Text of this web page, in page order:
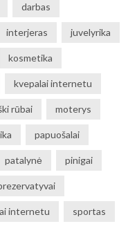
darbas
interjeras juvelyrika
kosmetika
kvepalai internetu
rūbai moterys
papuošalai
patalynė pinigai
internetu sportas